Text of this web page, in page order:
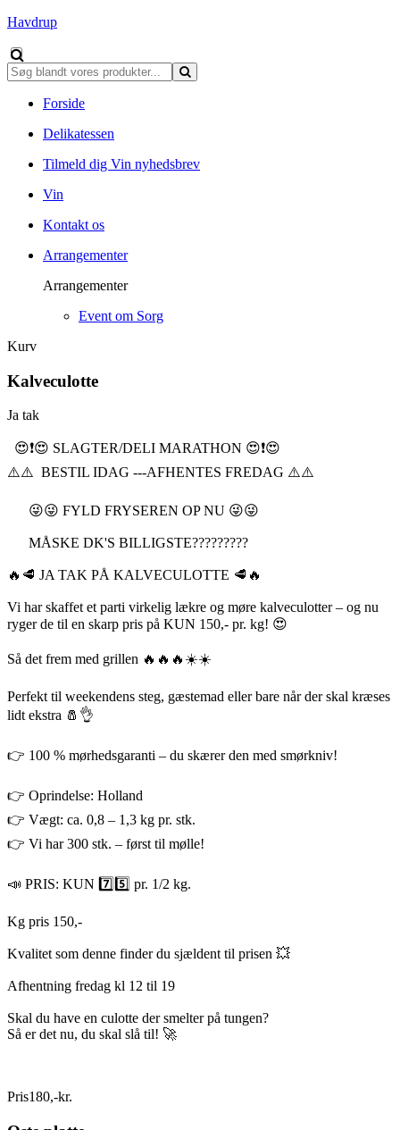
Havdrup
Forside
Delikatessen
Tilmeld dig Vin nyhedsbrev
Vin
Kontakt os
Arrangementer
Arrangementer
Event om Sorg
Kurv
Kalveculotte
Ja tak
😍❗️😍 SLAGTER/DELI MARATHON 😍❗️😍
⚠️⚠️ BESTIL IDAG ---AFHENTES FREDAG ⚠️⚠️
😜😜 FYLD FRYSEREN OP NU 😜😜
MÅSKE DK'S BILLIGSTE?????????
🔥🥩 JA TAK PÅ KALVECULOTTE 🥩🔥
Vi har skaffet et parti virkelig lækre og møre kalveculotter – og nu
ryger de til en skarp pris på KUN 150,- pr. kg! 😍
Så det frem med grillen 🔥🔥🔥☀️☀️
Perfekt til weekendens steg, gæstemad eller bare når der skal kræses
lidt ekstra 🧂👌
👉 100 % mørhedsgaranti – du skærer den med smørkniv!
👉 Oprindelse: Holland
👉 Vægt: ca. 0,8 – 1,3 kg pr. stk.
👉 Vi har 300 stk. – først til mølle!
📣 PRIS: KUN 7️⃣5️⃣ pr. 1/2 kg.
Kg pris 150,-
Kvalitet som denne finder du sjældent til prisen 💥
Afhentning fredag kl 12 til 19
Skal du have en culotte der smelter på tungen?
Så er det nu, du skal slå til! 🚀
Pris180,-kr.